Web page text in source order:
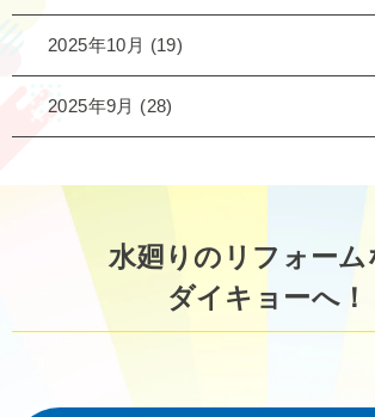
2025年10月 (19)
2025年9月 (28)
水廻りのリフォーム
ダイキョーへ！